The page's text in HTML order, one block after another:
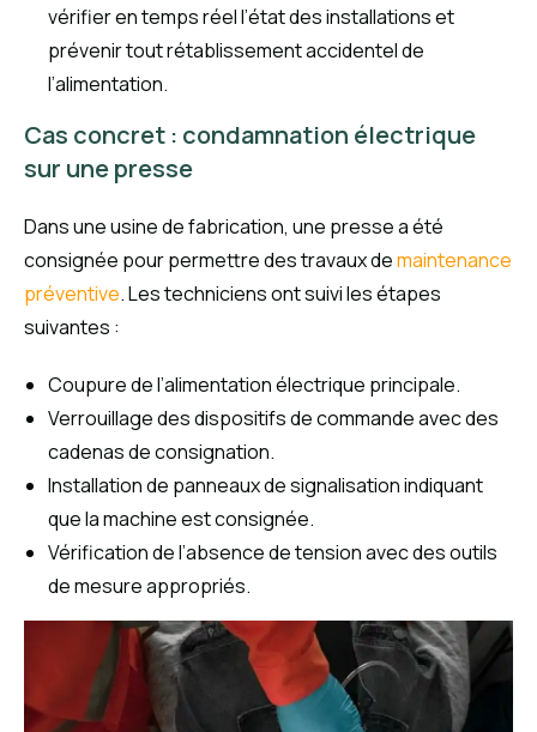
vérifier en temps réel l’état des installations et
prévenir tout rétablissement accidentel de
l’alimentation.
Cas concret : condamnation électrique
sur une presse
Dans une usine de fabrication, une presse a été
consignée pour permettre des travaux demaintenance
préventive. Les techniciens ont suivi les étapes
suivantes :
Coupure de l’alimentation électrique principale.
Verrouillage des dispositifs de commande avec des
cadenas de consignation.
Installation de panneaux de signalisation indiquant
que la machine est consignée.
Vérification de l’absence de tension avec des outils
de mesure appropriés.